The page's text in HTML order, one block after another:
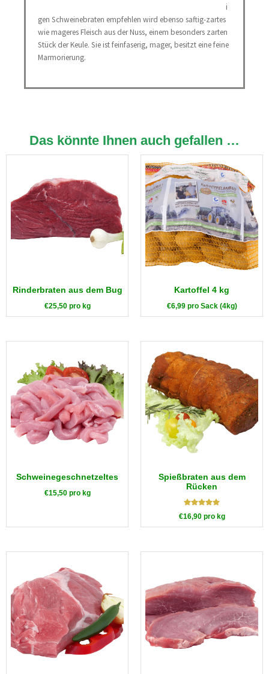
i
gen Schweinebraten empfehlen wird ebenso saftig-zartes
wie mageres Fleisch aus der Nuss, einem besonders zarten
Stück der Keule. Sie ist feinfaserig, mager, besitzt eine feine
Marmorierung.
Das könnte Ihnen auch gefallen …
Rinderbraten aus dem Bug
€25,50pro kg
Kartoffel 4 kg
€6,99 pro Sack (4kg)
Schweinegeschnetzeltes
€15,50pro kg
Spießbraten aus dem
Rücken
5.00
von 5
€16,90pro kg